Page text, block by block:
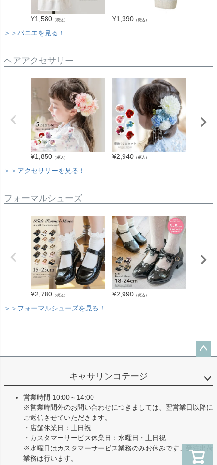
¥1,580 （税込） ¥1,390 （税込）
＞＞パニエを見る！
ヘアアクセサリー
¥1,850 （税込） ¥2,940 （税込）
＞＞アクセサリーを見る！
フォーマルシューズ
¥2,780 （税込） ¥2,990 （税込）
＞＞フォーマルシューズを見る！
ップ
キャサリンコテージ
営業時間 10:00～14:00
※営業時間外のお問い合わせにつきましては、翌営業日以降に
ご返信させていただきます。
・店舗休業日：土日祝
・カスタマーサービス休業日：水曜日・土日祝
※水曜日はカスタマーサービス業務のみお休みです。受注出荷
業務は行います。